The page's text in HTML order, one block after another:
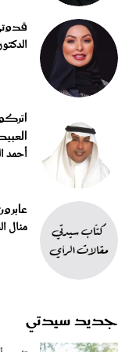
أحمد
منال
جديد سيدتي